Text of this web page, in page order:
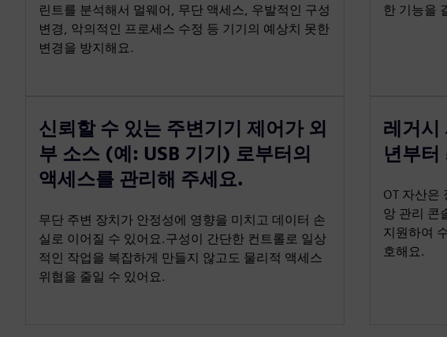
린트를 분석해서 멀웨어, 무단 액세스, 우발적인 구성
변경, 악의적인 프로세스 수정 등 기기의 예상치 못한
변경을 방지해요.
한 기능을
신뢰할 수 있는 주변기기 제어가 외
부 소스 (예: USB 기기) 로부터의
액세스를 관리해 주세요.
무단 주변 장치가 안정성에 영향을 미치고 데이터 손
실로 이어질 수 있어요.구성이 간단한 컨트롤로 일상
적인 작업을 복잡하게 만들지 않고도 물리적 액세스
위협을 줄일 수 있어요.
레거
년부터
OT 자산은
앙 관리 콘
지원하여
호해요.